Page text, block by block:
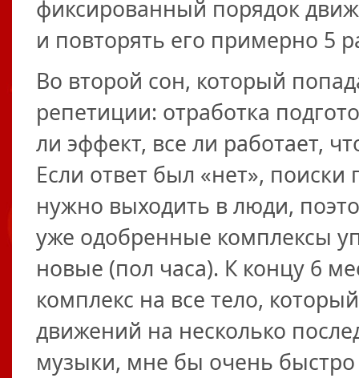
фиксированный порядок
и повторять его примерно 5
Во второй сон, который
репетиции: отработка
ли эффект, все ли работает,
Если ответ был «нет»,
нужно выходить в люди,
уже одобренные комплексы
новые (пол часа). К концу 6
комплекс на все тело,
движений на несколько
музыки, мне бы очень быстро